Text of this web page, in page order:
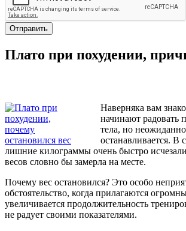
Отправить
Плато при похудении,
Наверняка вам
начинают радовать
тела, но
останавливается. В
лишние килограммы очень быстро
весов словно бы замерла на месте.
Почему вес остановился? Это особо
обстоятельство, когда прилагаются
увеличивается продолжительность
не радует своими показателями.